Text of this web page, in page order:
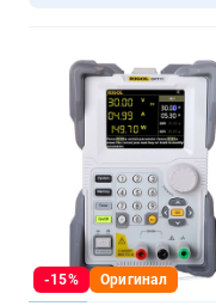
-15% Оригинал